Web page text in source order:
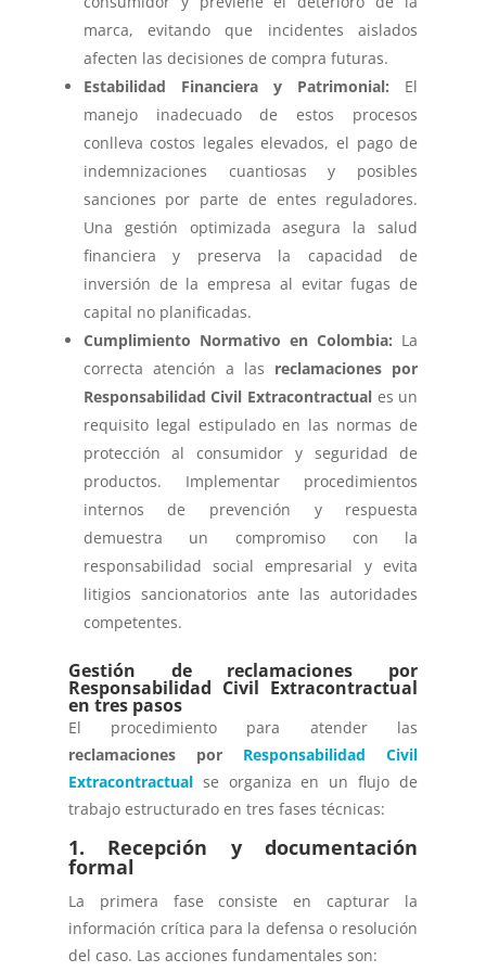
marca, evitando que incidentes aislados
afecten las decisiones de compra futuras.
Estabilidad Financiera y Patrimonial: El
manejo inadecuado de estos procesos
conlleva costos legales elevados, el pago de
indemnizaciones cuantiosas y posibles
sanciones por parte de entes reguladores.
Una gestión optimizada asegura la salud
financiera y preserva la capacidad de
inversión de la empresa al evitar fugas de
capital no planificadas.
Cumplimiento Normativo en Colombia: La
correcta atención a las reclamaciones por
Responsabilidad Civil Extracontractual es un
requisito legal estipulado en las normas de
protección al consumidor y seguridad de
productos. Implementar procedimientos
internos de prevención y respuesta
demuestra un compromiso con la
responsabilidad social empresarial y evita
litigios sancionatorios ante las autoridades
competentes.
Gestión de reclamaciones por
Responsabilidad Civil Extracontractual
en tres pasos
El procedimiento para atender las
reclamaciones por Responsabilidad Civil
Extracontractualse organiza en un flujo de
trabajo estructurado en tres fases técnicas:
1. Recepción y documentación
formal
La primera fase consiste en capturar la
información crítica para la defensa o resolución
del caso. Las acciones fundamentales son: